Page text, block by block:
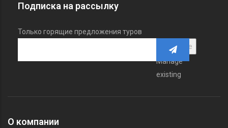
Подписка на рассылку
Только горящие предложения туров
Manage
existing
О компании